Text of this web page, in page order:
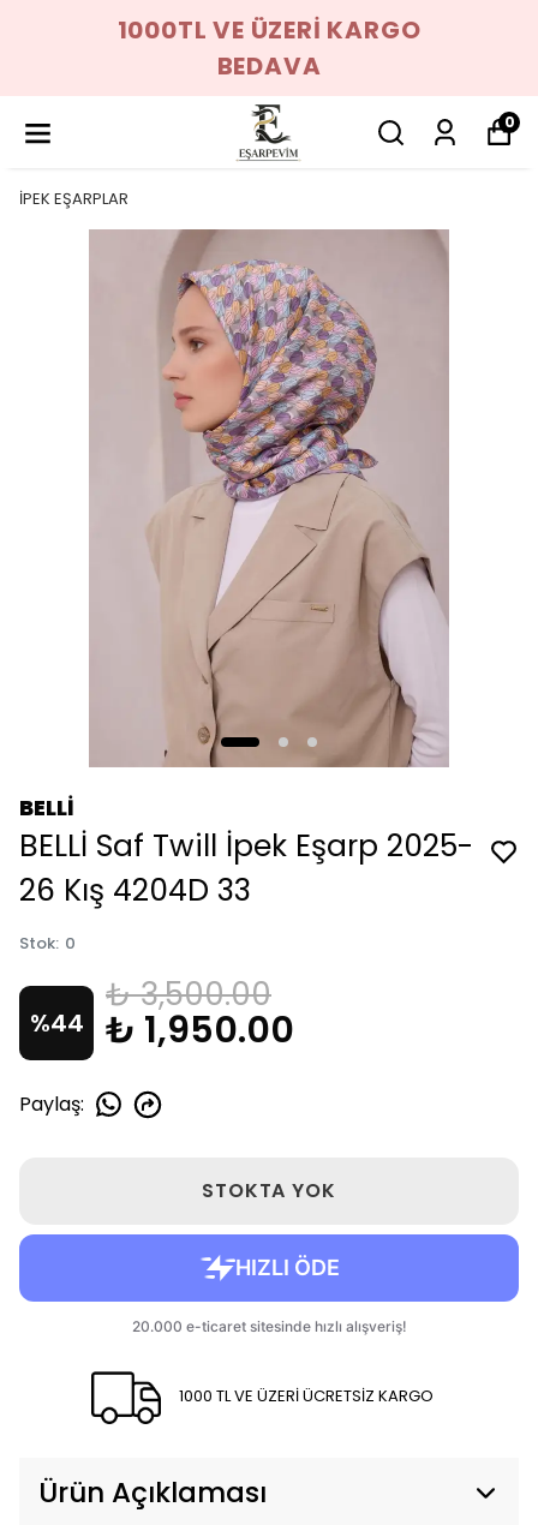
1000TL VE ÜZERİ KARGO
BEDAVA
0
İPEK EŞARPLAR
BELLİ
BELLİ Saf Twill İpek Eşarp 2025-
26 Kış 4204D 33
Stok: 0
%44
₺ 3,500.00
₺ 1,950.00
Paylaş:
STOKTA YOK
1000 TL VE ÜZERİ ÜCRETSİZ KARGO
Ürün Açıklaması